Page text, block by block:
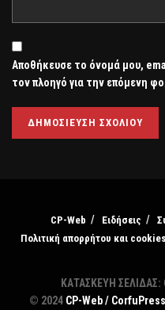
Αποθήκευσε το όνομά μου,
τον πλοηγό για την επόμενη
CP-Web Ειδήσεις
Πολιτική απορρήτου και cookies
ΚΑΤΑΣΚΕΥΗ ΣΕΛΙΔΑΣ:
© 2024 CP-Web /